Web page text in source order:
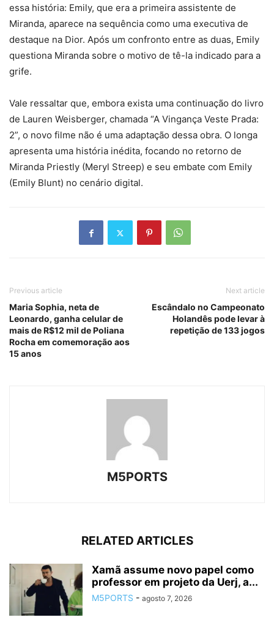
essa história: Emily, que era a primeira assistente de
Miranda, aparece na sequência como uma executiva de
destaque na Dior. Após um confronto entre as duas, Emily
questiona Miranda sobre o motivo de tê-la indicado para a
grife.
Vale ressaltar que, embora exista uma continuação do livro
de Lauren Weisberger, chamada “A Vingança Veste Prada:
2”, o novo filme não é uma adaptação dessa obra. O longa
apresenta uma história inédita, focando no retorno de
Miranda Priestly (Meryl Streep) e seu embate com Emily
(Emily Blunt) no cenário digital.
Previous article
Maria Sophia, neta de
Leonardo, ganha celular de
mais de R$12 mil de Poliana
Rocha em comemoração aos
15 anos
Next article
Escândalo no Campeonato
Holandês pode levar à
repetição de 133 jogos
M5PORTS
RELATED ARTICLES
Xamã assume novo papel como
professor em projeto da Uerj, a...
M5PORTS - agosto 7, 2026